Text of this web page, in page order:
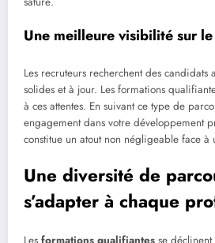
Une meilleure visibilité sur
Les recruteurs recherchent des candidats
solides et à jour. Les formations
à ces attentes. En suivant ce type de
engagement dans votre développement
constitue un atout non négligeable face à
Une diversité de
s’adapter à chaque